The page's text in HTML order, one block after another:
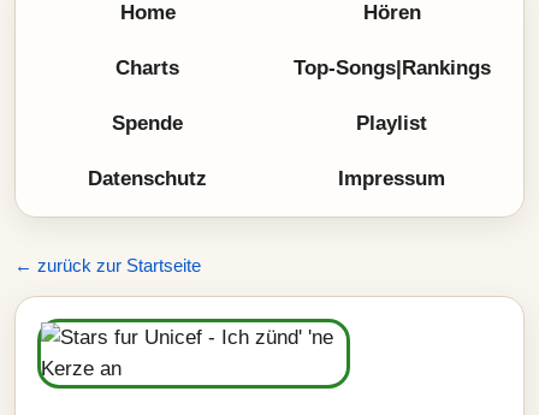
Home Hören
Charts Top-Songs|Rankings
Spende Playlist
Datenschutz Impressum
← zurück zur Startseite